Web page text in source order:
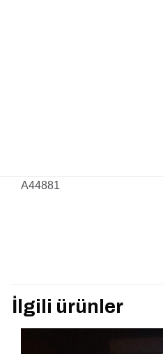
A44881
İlgili ürünler